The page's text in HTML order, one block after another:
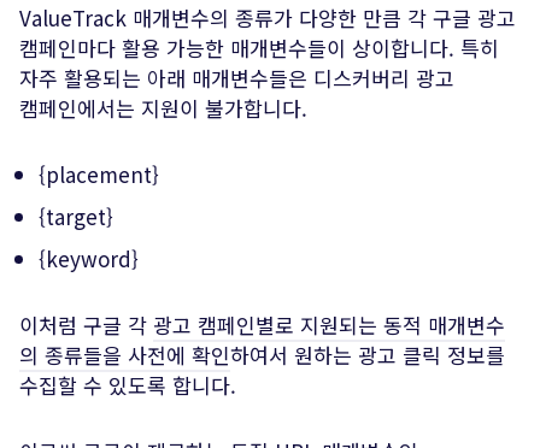
ValueTrack 매개변수의 종류가 다양한 만큼 각 구글 광고
캠페인마다 활용 가능한 매개변수들이 상이합니다. 특히
자주 활용되는 아래 매개변수들은 디스커버리 광고
캠페인에서는 지원이 불가합니다.
{placement}
{target}
{keyword}
이처럼 구글 각 광고 캠페인별로 지원되는 동적 매개변수
의 종류들을 사전에 확인하여서 원하는 광고 클릭 정보를
수집할 수 있도록 합니다.